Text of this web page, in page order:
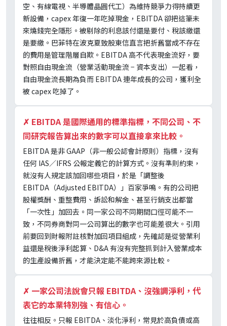
空、有線電視、半導體晶圓代工）為維持競爭力得持續更
新設備，capex 年復一年吃掉現金，EBITDA 卻把這筆未
來燒錢完全隱形。被剔除的利息該付還是要付、稅該繳還
是要繳。巴菲特在波克夏致股東信直言把折舊當成不存在
的費用是管理階層自欺。EBITDA 高不代表現金流好，要
對照自由現金流（營業活動現金流 − 資本支出）一起看，
自由現金流長期為負而 EBITDA 連年成長的公司，獲利全
被 capex 吃掉了。
✗ EBITDA 是國際通用的標準指標，不同公司、不
同研究報告算出來的數字可以直接拿來比較。
EBITDA 是非 GAAP（非一般公認會計原則）指標，沒有
任何 IAS／IFRS 公報定義它的計算方式。沒有準則約束，
就沒有人規定該加回哪些項目，於是「調整後
EBITDA（Adjusted EBITDA）」百家爭鳴。有的公司把
股權獎酬、重整費用、訴訟和解金、甚至行銷支出都當
「一次性」加回去。同一家公司不同期間口徑可能不一
致，不同券商對同一公司算出的數字也可能差很大。引用
前要回到財報附註核對加回項目組成，先確認是從營業利
益還是稅後淨利起算、D&A 有沒有完整抓到計入營業成本
的生產設備折舊，才能決定能不能跨來源比較。
✗ 一家公司法說會只報 EBITDA、沒強調淨利，代
表它的本業特別強、有信心。
往往相反。只報 EBITDA、淡化淨利，常見於高負債或高